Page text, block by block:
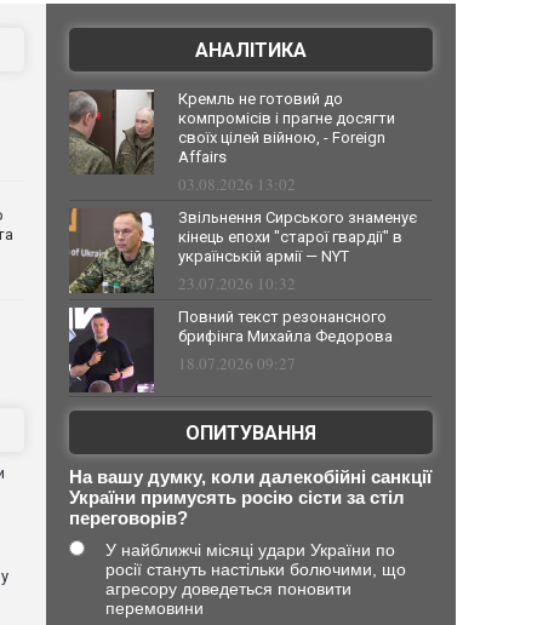
АНАЛІТИКА
Кремль не готовий до
компромісів і прагне досягти
своїх цілей війною, - Foreign
Affairs
03.08.2026 13:02
Звільнення Сирського знаменує
кінець епохи "старої гвардії" в
українській армії — NYT
23.07.2026 10:32
Повний текст резонансного
брифінга Михайла Федорова
18.07.2026 09:27
ОПИТУВАННЯ
На вашу думку, коли далекобійні санкції
України примусять росію сісти за стіл
переговорів?
У найближчі місяці удари України по
росії стануть настільки болючими, що
агресору доведеться поновити
перемовини